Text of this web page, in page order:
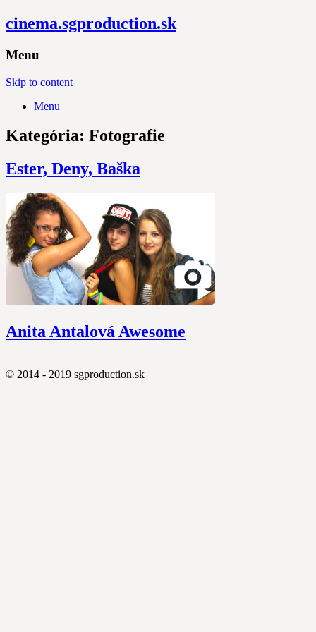
cinema.sgproduction.sk
Menu
Skip to content
Menu
Kategória: Fotografie
Ester, Deny, Baška
Anita Antalová Awesome
© 2014 - 2019 sgproduction.sk